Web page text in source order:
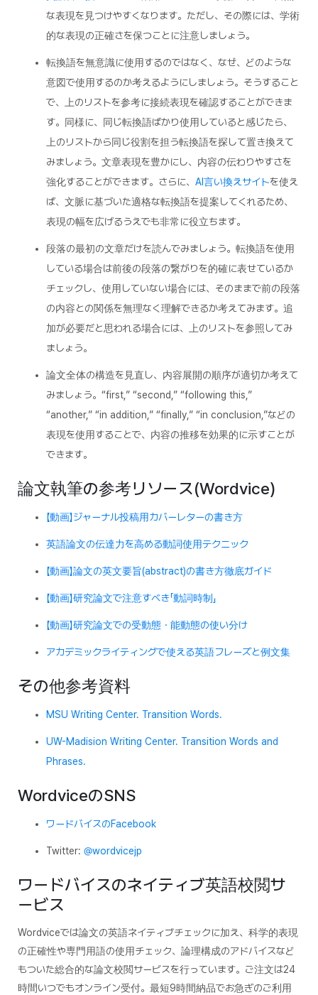
な表現を見つけやすくなります。ただし、その際には、学術
的な表現の正確さを保つことに注意しましょう。
転換語を無意識に使用するのではなく、なぜ、どのような
意図で使用するのか考えるようにしましょう。そうすること
で、上のリストを参考に接続表現を確認することができま
す。同様に、同じ転換語ばかり使用していると感じたら、
上のリストから同じ役割を担う転換語を探して置き換えて
みましょう。文章表現を豊かにし、内容の伝わりやすさを
強化することができます。さらに、 AI言い換えサイトを使え
ば、文脈に基づいた適格な転換語を提案してくれるため、
表現の幅を広げるうえでも非常に役立ちます。
段落の最初の文章だけを読んでみましょう。転換語を使用
している場合は前後の段落の繋がりを的確に表せているか
チェックし、使用していない場合には、そのままで前の段落
の内容との関係を無理なく理解できるか考えてみます。追
加が必要だと思われる場合には、上のリストを参照してみ
ましょう。
論文全体の構造を見直し、内容展開の順序が適切か考えて
みましょう。“first,” “second,” “following this,”
“another,” “in addition,” “finally,” “in conclusion,”などの
表現を使用することで、内容の推移を効果的に示すことが
できます。
論文執筆の参考リソース(Wordvice)
【動画】ジャーナル投稿用カバーレターの書き方
英語論文の伝達力を高める動詞使用テクニック
【動画】論文の英文要旨(abstract)の書き方徹底ガイド
【動画】研究論文で注意すべき「動詞時制」
【動画】研究論文での受動態・能動態の使い分け
アカデミックライティングで使える英語フレーズと例文集
その他参考資料
MSU Writing Center. Transition Words.
UW-Madision Writing Center. Transition Words and
Phrases.
WordviceのSNS
ワードバイスのFacebook
Twitter: @wordvicejp
ワードバイスのネイティブ英語校閲サ
ービス
Wordviceでは論文の英語ネイティブチェックに加え、科学的表現
の正確性や専門用語の使用チェック、論理構成のアドバイスなど
もついた総合的な論文校閲サービスを行っています。ご注文は24
時間いつでもオンライン受付。最短9時間納品でお急ぎのご利用